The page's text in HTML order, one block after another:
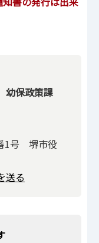
保政策課
1号 堺市役
送る